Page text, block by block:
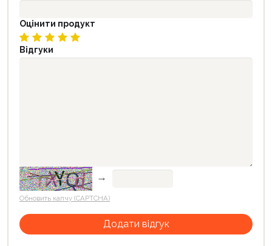
Оцінити продукт
Відгуки
→
Обновить капчу (CAPTCHA)